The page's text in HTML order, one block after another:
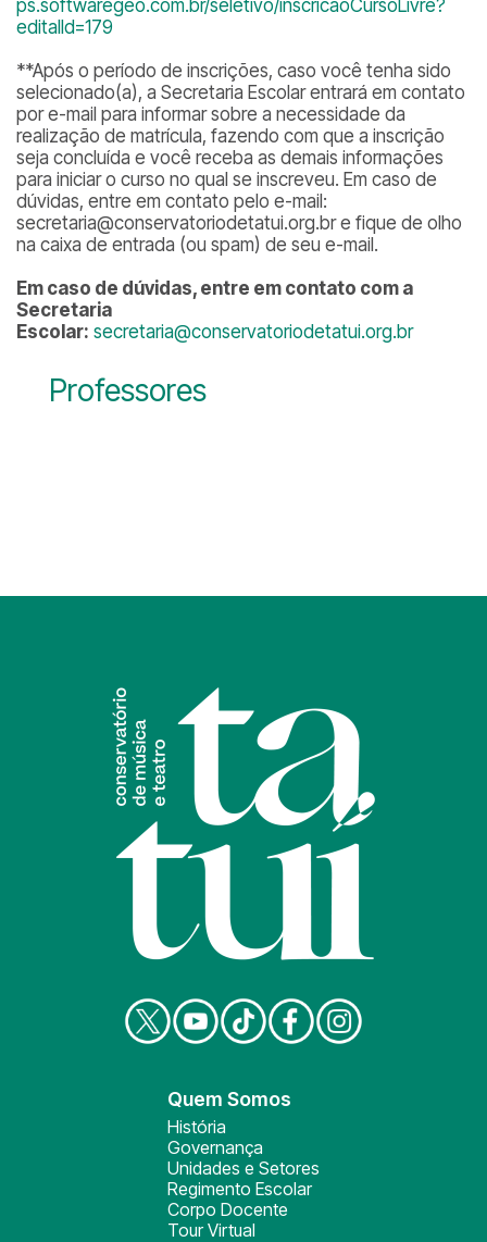
ps.softwaregeo.com.br/seletivo/inscricaoCursoLivre?
editalId=179
**Após o período de inscrições, caso você tenha sido
selecionado(a), a Secretaria Escolar entrará em contato
por e-mail para informar sobre a necessidade da
realização de matrícula, fazendo com que a inscrição
seja concluída e você receba as demais informações
para iniciar o curso no qual se inscreveu. Em caso de
dúvidas, entre em contato pelo e-mail:
secretaria@conservatoriodetatui.org.br e fique de olho
na caixa de entrada (ou spam) de seu e-mail.
Em caso de dúvidas, entre em contato com a
Secretaria
Escolar: secretaria@conservatoriodetatui.org.br
Professores
Quem Somos
História
Governança
Unidades e Setores
Regimento Escolar
Corpo Docente
Tour Virtual